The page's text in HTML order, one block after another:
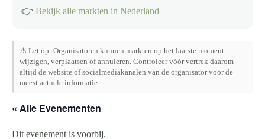
👉 Bekijk alle markten in Nederland
⚠️ Let op: Organisatoren kunnen markten op het laatste moment
wijzigen, verplaatsen of annuleren. Controleer vóór vertrek daarom
altijd de website of socialmediakanalen van de organisator voor de
meest actuele informatie.
« Alle Evenementen
Dit evenement is voorbij.